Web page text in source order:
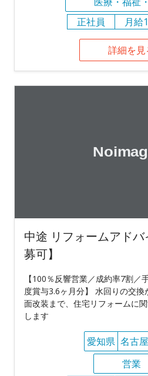
正社員
月給
詳細を見
中途 リフォームアド
募可】
【100％反響営業／成約率7割／
度賞与3.6ヶ月分】 水回りの交
面改装まで、住宅リフォームに
します
愛知県 名古
営業